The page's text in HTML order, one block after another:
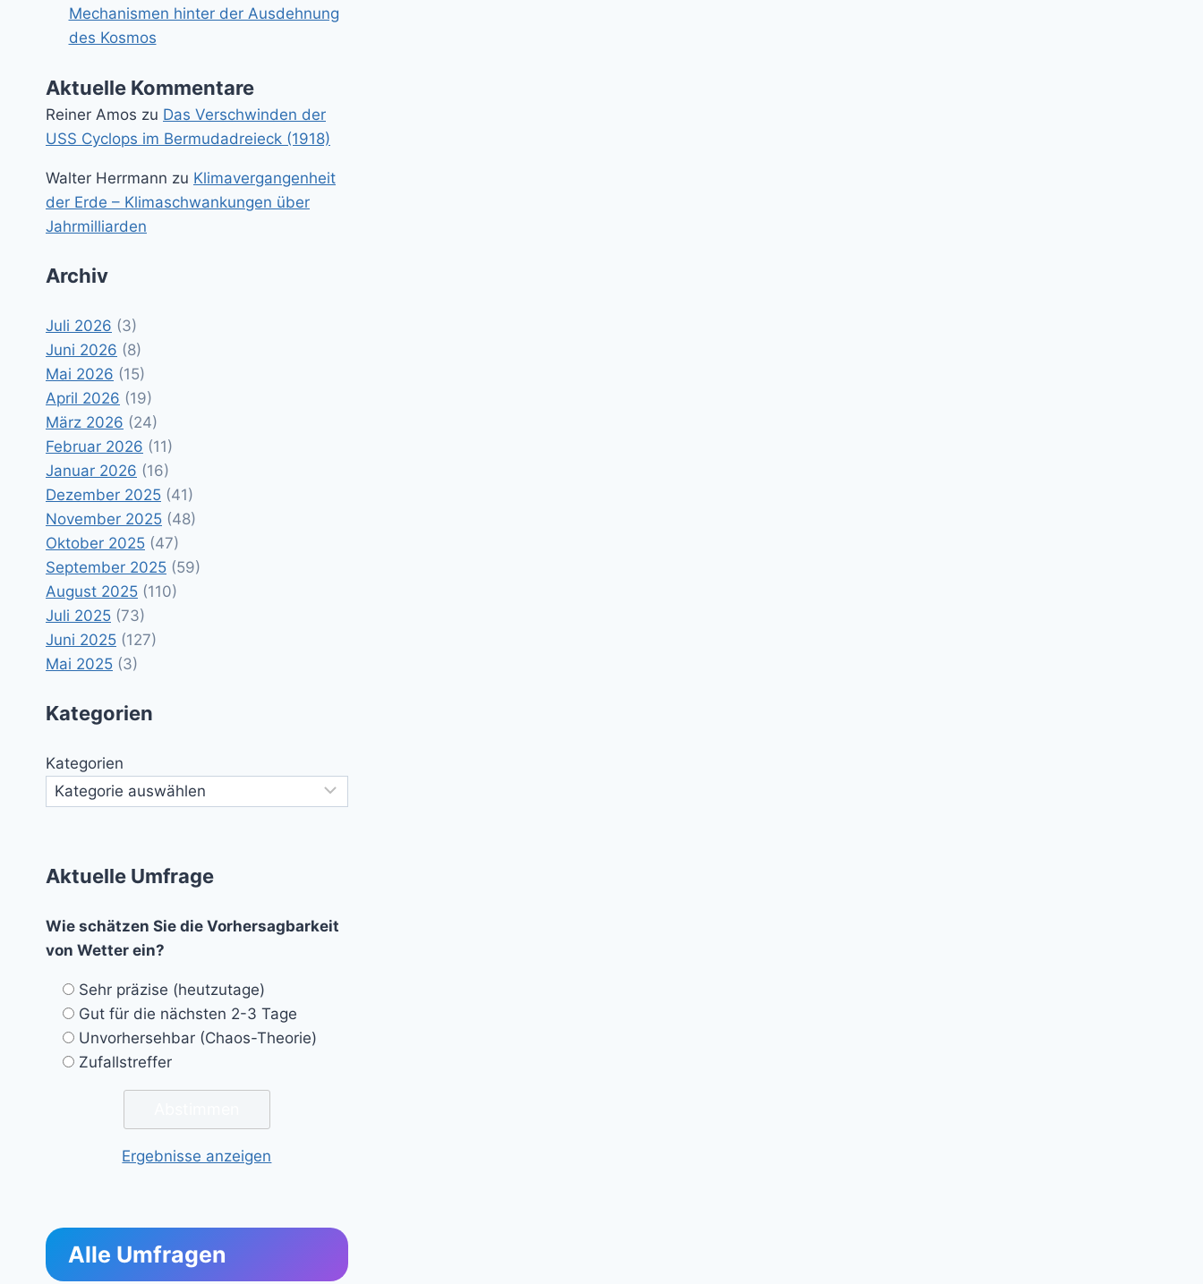
Mechanismen hinter der Ausdehnung
des Kosmos
Aktuelle Kommentare
Reiner Amos zu Das Verschwinden der
USS Cyclops im Bermudadreieck (1918)
Walter Herrmann zu Klimavergangenheit
der Erde – Klimaschwankungen über
Jahrmilliarden
Archiv
Juli 2026 (3)
Juni 2026 (8)
Mai 2026 (15)
April 2026 (19)
März 2026 (24)
Februar 2026 (11)
Januar 2026 (16)
Dezember 2025 (41)
November 2025 (48)
Oktober 2025 (47)
September 2025 (59)
August 2025 (110)
Juli 2025 (73)
Juni 2025 (127)
Mai 2025 (3)
Kategorien
Kategorien
Aktuelle Umfrage
Wie schätzen Sie die Vorhersagbarkeit
von Wetter ein?
Sehr präzise (heutzutage)
Gut für die nächsten 2-3 Tage
Unvorhersehbar (Chaos-Theorie)
Zufallstreffer
Ergebnisse anzeigen
Alle Umfragen